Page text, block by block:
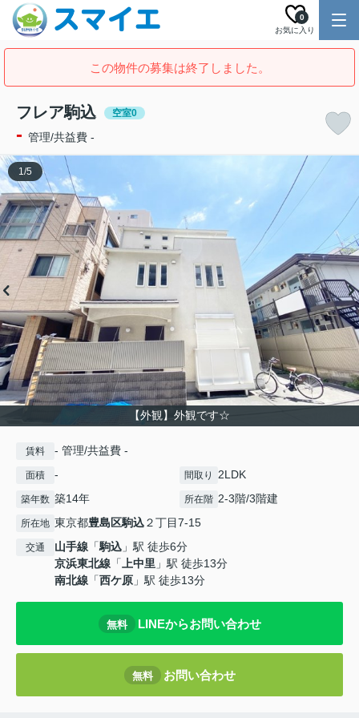
お気に入り
0
この物件の募集は終了しました。
フレア駒込 空室0
- 管理/共益費 -
【外観】外観です☆
1/5
賃料 - 管理/共益費 -
面積 - 間取り 2LDK
築年数 築14年 所在階 2-3階/3階建
所在地 東京都豊島区駒込２丁目7-15
交通 山手線 「駒込 」駅 徒歩6分
京浜東北線 「上中里 」駅 徒歩13分
南北線 「西ケ原 」駅 徒歩13分
無料 LINEからお問い合わせ
無料 お問い合わせ